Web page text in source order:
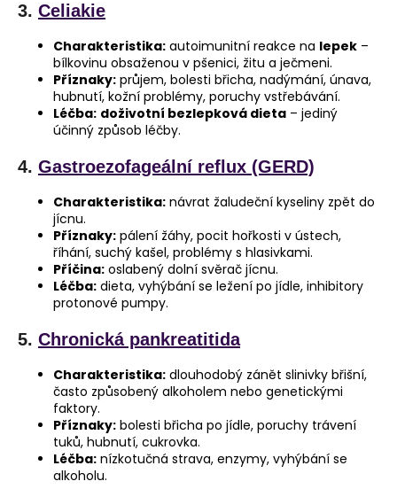
3. Celiakie
Charakteristika: autoimunitní reakce na lepek –
bílkovinu obsaženou v pšenici, žitu a ječmeni.
Příznaky: průjem, bolesti břicha, nadýmání, únava,
hubnutí, kožní problémy, poruchy vstřebávání.
Léčba: doživotní bezlepková dieta – jediný
účinný způsob léčby.
4. Gastroezofageální reflux (GERD)
Charakteristika: návrat žaludeční kyseliny zpět do
jícnu.
Příznaky: pálení žáhy, pocit hořkosti v ústech,
říhání, suchý kašel, problémy s hlasivkami.
Příčina: oslabený dolní svěrač jícnu.
Léčba: dieta, vyhýbání se ležení po jídle, inhibitory
protonové pumpy.
5. Chronická pankreatitida
Charakteristika: dlouhodobý zánět slinivky břišní,
často způsobený alkoholem nebo genetickými
faktory.
Příznaky: bolesti břicha po jídle, poruchy trávení
tuků, hubnutí, cukrovka.
Léčba: nízkotučná strava, enzymy, vyhýbání se
alkoholu.